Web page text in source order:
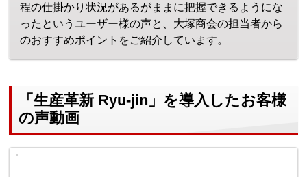
程の仕掛かり状況があるがままに把握できるようにな
ったというユーザー様の声と、大塚商会の担当者から
のおすすめポイントをご紹介しています。
「生産革新 Ryu-jin」を導入したお客様
の声動画